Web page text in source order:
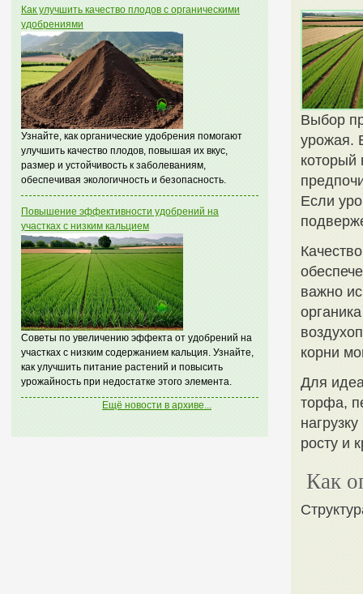
Как улучшить качество плодов с органическими
удобрениями
Узнайте, как органические удобрения помогают
улучшить качество плодов, повышая их вкус,
размер и устойчивость к заболеваниям,
обеспечивая экологичность и безопасность.
Повышение эффективности удобрений на
участках с низким кальцием
Советы по увеличению эффекта от удобрений на
участках с низким содержанием кальция. Узнайте,
как улучшить питание растений и повысить
урожайность при недостатке этого элемента.
Ещё новости в архиве...
Выбор
урожая.
который
Если
важно
корни
Для
торфа,
росту и
Как